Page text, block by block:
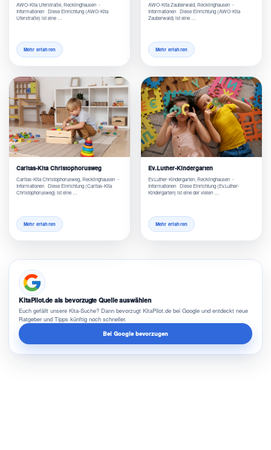
AWO-Kita Uferstraße, Recklinghausen -
Informationen Diese Einrichtung (AWO-Kita
Uferstraße) ist eine …
Mehr erfahren
AWO-Kita Zauberwald, Recklinghausen -
Informationen Diese Einrichtung (AWO-Kita
Zauberwald) ist eine …
Mehr erfahren
Caritas-Kita Christophorusweg
Caritas-Kita Christophorusweg, Recklinghausen -
Informationen Diese Einrichtung (Caritas-Kita
Christophorusweg) ist eine …
Mehr erfahren
Ev.Luther-Kindergarten
Ev.Luther-Kindergarten, Recklinghausen -
Informationen Diese Einrichtung (Ev.Luther-
Kindergarten) ist eine der vielen …
Mehr erfahren
KitaPilot.de als bevorzugte Quelle auswählen
Euch gefällt unsere Kita-Suche? Dann bevorzugt KitaPilot.de bei Google und entdeckt neue
Ratgeber und Tipps künftig noch schneller.
Bei Google bevorzugen